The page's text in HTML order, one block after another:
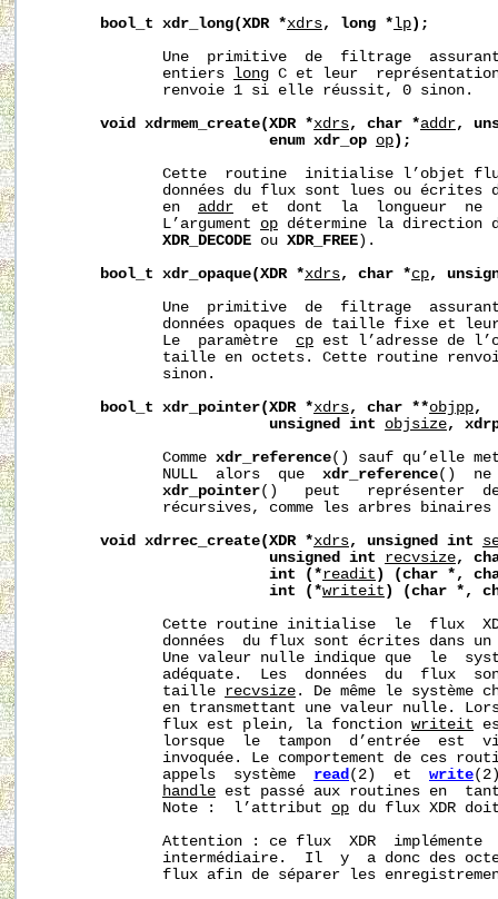
bool_t xdr_long(XDR *xdrs, long * lp );
Une  primitive  de  filtrage
              entiers
long C et leur
              renvoie 1 si elle réussit, 0 sinon.
void
xdrmem_create(XDR *xdrs, char *addr,
enum xdr_op op );
Cette  routine  initialise l’objet
données du flux sont lues ou écrites
              en
addr
et  dont  la  longueur
              L’argument
op détermine la direction
XDR_DECODE ou XDR_FREE ).
bool_t xdr_opaque(XDR *xdrs, char *cp,
Une  primitive  de  filtrage
données opaques de taille fixe et
              Le  paramètre
cp est l’adresse de
taille en octets. Cette routine
              sinon.
bool_t xdr_pointer(XDR *xdrs, char **objpp,
unsigned
int objsize,
              Comme
xdr_reference() sauf qu’elle
              NULL  alors  que
xdr_reference()
xdr_pointer()   peut   représenter
récursives, comme les arbres
void
xdrrec_create(XDR *xdrs, unsigned int
unsigned
int recvsize,
int
(*readit ) (char *,
int
(*writeit ) (char *,
Cette routine initialise  le  flux
données  du flux sont écrites dans
Une valeur nulle indique que  le
adéquate.  Les  données  du  flux
              taille
recvsize . De même le
en transmettant une valeur nulle.
              flux est plein, la fonction
writeit
lorsque  le  tampon  d’entrée  est
invoquée. Le comportement de ces
              appels  système
read (2)  et write
handle est passé aux routines en
              Note :  l’attribut
op du flux XDR
Attention : ce flux  XDR  implémente
intermédiaire.  Il  y  a donc des
flux afin de séparer les